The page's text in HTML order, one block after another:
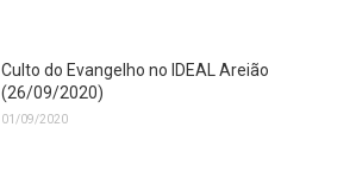
Culto do Evangelho no IDEAL Areião
(26/09/2020)
01/09/2020